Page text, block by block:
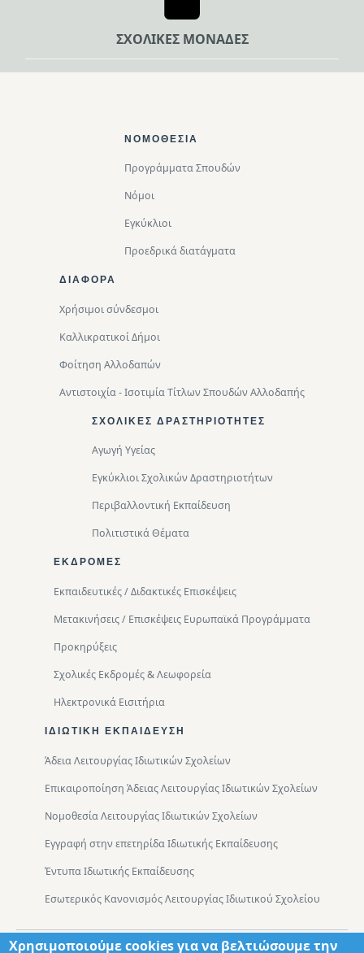
ΣΧΟΛΙΚΕΣ ΜΟΝΑΔΕΣ
ΝΟΜΟΘΕΣΊΑ
Προγράμματα Σπουδών
Νόμοι
Εγκύκλιοι
Προεδρικά διατάγματα
ΔΙΑΦΟΡΑ
Χρήσιμοι σύνδεσμοι
Καλλικρατικοί Δήμοι
Φοίτηση Αλλοδαπών
Αντιστοιχία - Ισοτιμία Τίτλων Σπουδών Αλλοδαπής
ΣΧΟΛΙΚΈΣ ΔΡΑΣΤΗΡΙΌΤΗΤΕΣ
Αγωγή Υγείας
Εγκύκλιοι Σχολικών Δραστηριοτήτων
Περιβαλλοντική Eκπαίδευση
Πολιτιστικά Θέματα
ΕΚΔΡΟΜΈΣ
Εκπαιδευτικές / Διδακτικές Επισκέψεις
Μετακινήσεις / Επισκέψεις Ευρωπαϊκά Προγράμματα
Προκηρύξεις
Σχολικές Εκδρομές & Λεωφορεία
Ηλεκτρονικά Εισιτήρια
ΙΔΙΩΤΙΚΉ ΕΚΠΑΊΔΕΥΣΗ
Άδεια Λειτουργίας Ιδιωτικών Σχολείων
Επικαιροποίηση Άδειας Λειτουργίας Ιδιωτικών Σχολείων
Νομοθεσία Λειτουργίας Ιδιωτικών Σχολείων
Εγγραφή στην επετηρίδα Ιδιωτικής Εκπαίδευσης
Έντυπα Ιδιωτικής Εκπαίδευσης
Εσωτερικός Κανονισμός Λειτουργίας Ιδιωτικού Σχολείου
Χρησιμοποιούμε cookies για να βελτιώσουμε την